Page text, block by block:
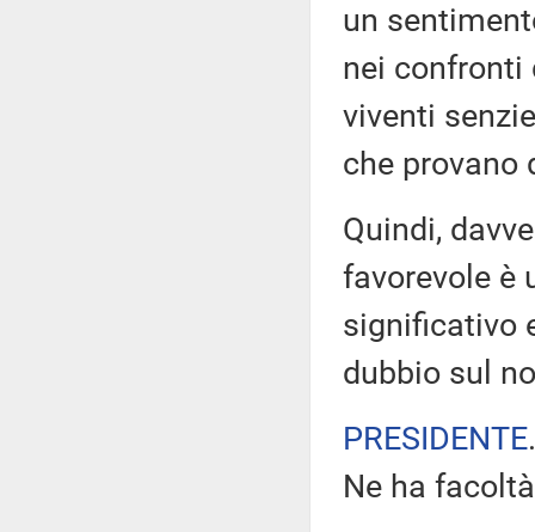
un
nei confronti
viventi
che provano
Quindi,
favorevole è
significativo
dubbio sul
PRESIDENTE
Ne ha